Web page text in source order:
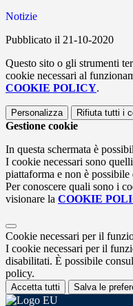
Notizie
Pubblicato il 21-10-2020
Questo sito o gli strumenti
cookie necessari al
COOKIE POLICY.
Personalizza Rifiuta tutti i
Gestione cookie
In questa schermata è
I cookie necessari sono
piattaforma e non è
Per conoscere quali sono i
visionare la COOKIE
Cookie necessari per il
I cookie necessari per il
disabilitati. È possibile
policy.
Accetta tutti Salva le